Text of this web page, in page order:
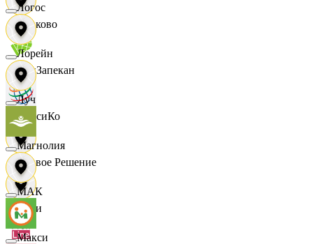
Очаково
ПанЗапекан
ПепсиКо
Первое Решение
Пери
Логос
Лорейн
Луч
Магнолия
МАК
Макси